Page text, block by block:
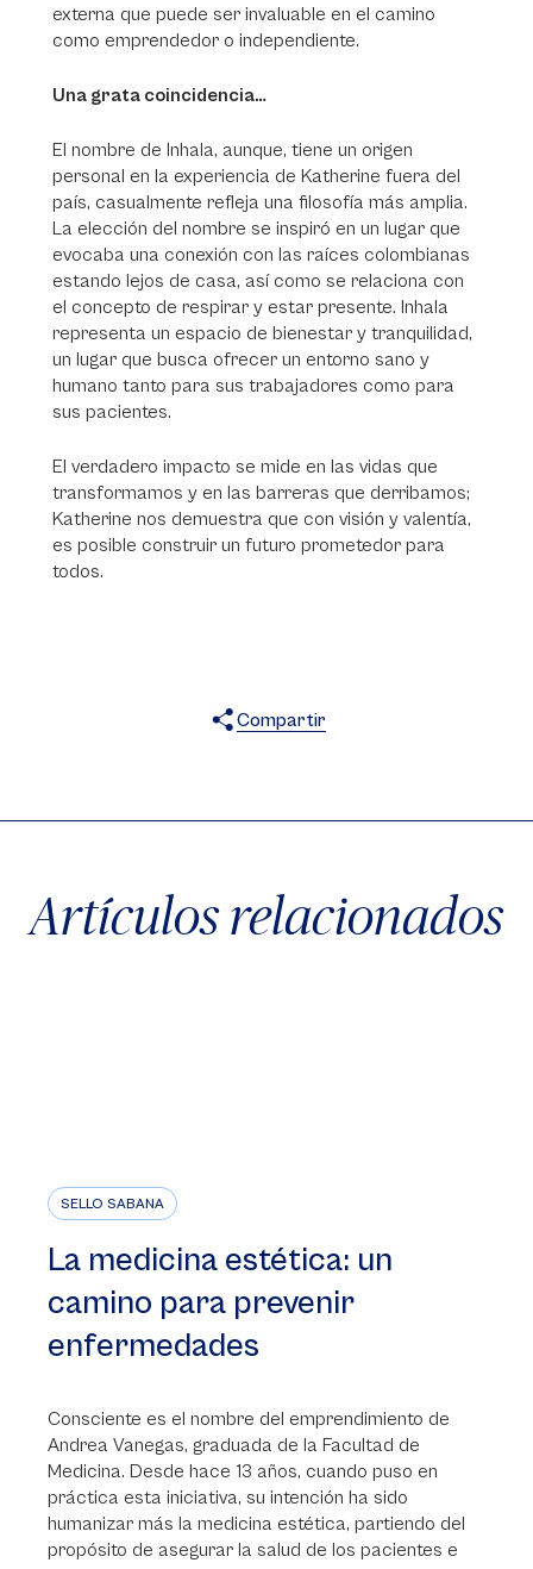
externa que puede ser invaluable en el camino
como emprendedor o independiente.
Una grata coincidencia…
El nombre de Inhala, aunque, tiene un origen
personal en la experiencia de Katherine fuera del
país, casualmente refleja una filosofía más amplia.
La elección del nombre se inspiró en un lugar que
evocaba una conexión con las raíces colombianas
estando lejos de casa, así como se relaciona con
el concepto de respirar y estar presente. Inhala
representa un espacio de bienestar y tranquilidad,
un lugar que busca ofrecer un entorno sano y
humano tanto para sus trabajadores como para
sus pacientes.
El verdadero impacto se mide en las vidas que
transformamos y en las barreras que derribamos;
Katherine nos demuestra que con visión y valentía,
es posible construir un futuro prometedor para
todos.
Compartir
Artículos relacionados
SELLO SABANA
La medicina estética: un
camino para prevenir
enfermedades
Consciente es el nombre del emprendimiento de
Andrea Vanegas, graduada de la Facultad de
Medicina. Desde hace 13 años, cuando puso en
práctica esta iniciativa, su intención ha sido
humanizar más la medicina estética, partiendo del
propósito de asegurar la salud de los pacientes e